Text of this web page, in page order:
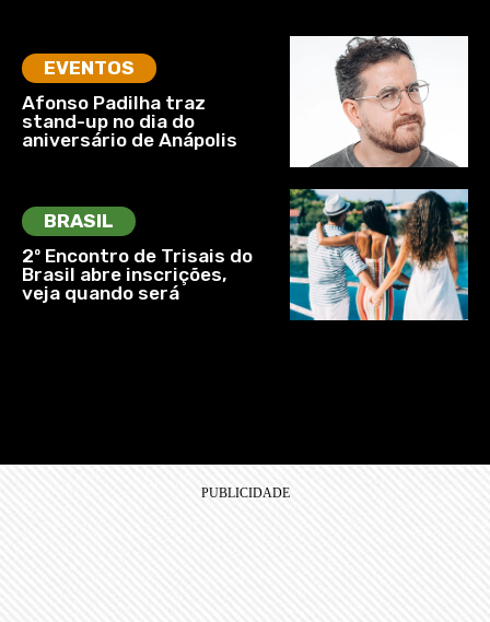
EVENTOS
Afonso Padilha traz
stand-up no dia do
aniversário de Anápolis
BRASIL
2º Encontro de Trisais do
Brasil abre inscrições,
veja quando será